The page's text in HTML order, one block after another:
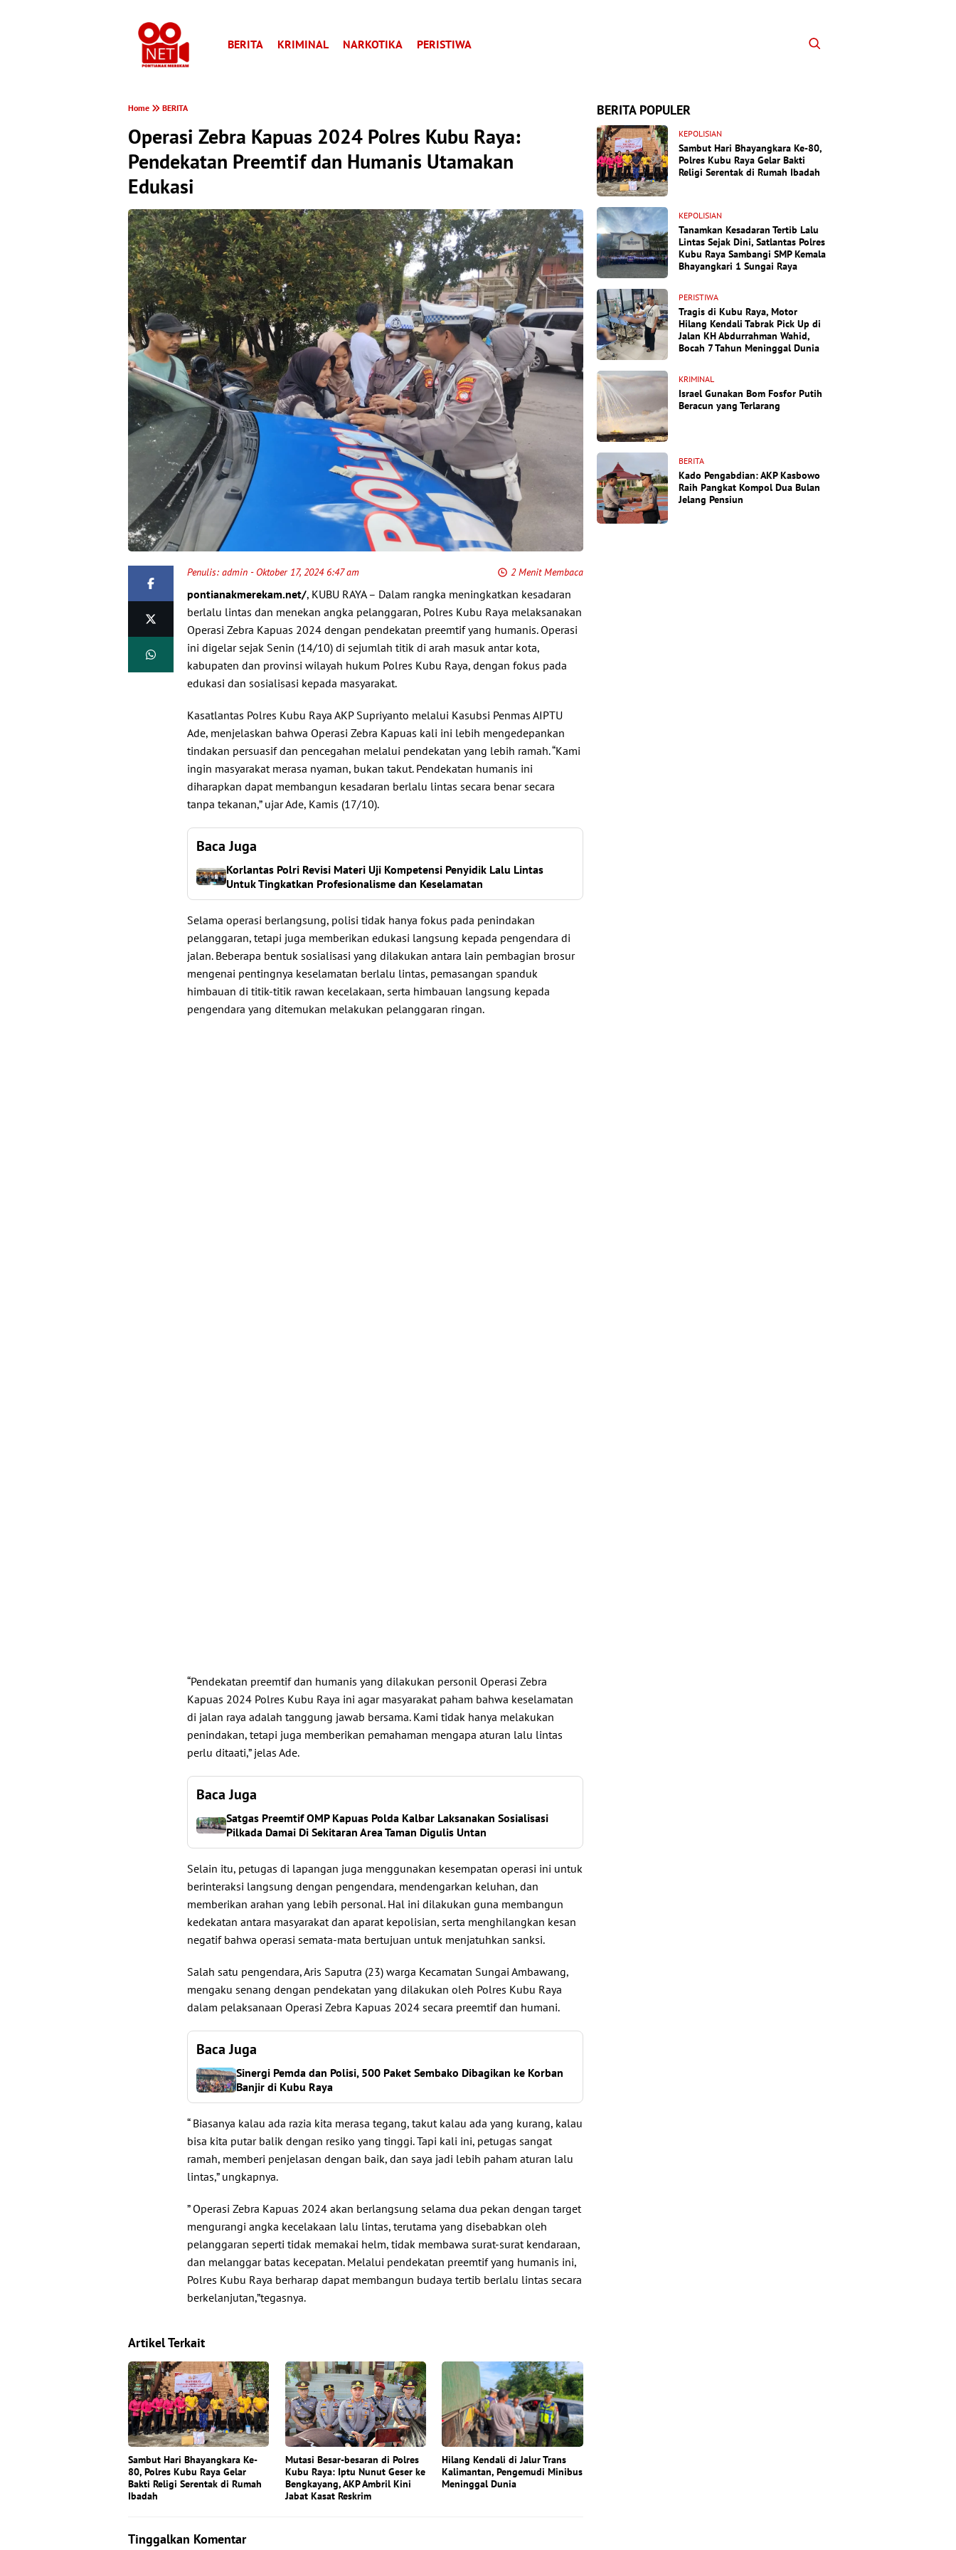
BERITA KRIMINAL NARKOTIKA PERISTIWA
Home BERITA
Operasi Zebra Kapuas 2024 Polres Kubu Raya:
Pendekatan Preemtif dan Humanis Utamakan
Edukasi
Penulis:admin - Oktober 17, 2024 6:47 am 2 Menit Membaca
pontianakmerekam.net/, KUBU RAYA – Dalam rangka meningkatkan kesadaran
berlalu lintas dan menekan angka pelanggaran, Polres Kubu Raya melaksanakan
Operasi Zebra Kapuas 2024 dengan pendekatan preemtif yang humanis. Operasi
ini digelar sejak Senin (14/10) di sejumlah titik di arah masuk antar kota,
kabupaten dan provinsi wilayah hukum Polres Kubu Raya, dengan fokus pada
edukasi dan sosialisasi kepada masyarakat.
Kasatlantas Polres Kubu Raya AKP Supriyanto melalui Kasubsi Penmas AIPTU
Ade, menjelaskan bahwa Operasi Zebra Kapuas kali ini lebih mengedepankan
tindakan persuasif dan pencegahan melalui pendekatan yang lebih ramah. “Kami
ingin masyarakat merasa nyaman, bukan takut. Pendekatan humanis ini
diharapkan dapat membangun kesadaran berlalu lintas secara benar secara
tanpa tekanan,” ujar Ade, Kamis (17/10).
Baca Juga
Korlantas Polri Revisi Materi Uji Kompetensi Penyidik Lalu Lintas
Untuk Tingkatkan Profesionalisme dan Keselamatan
Selama operasi berlangsung, polisi tidak hanya fokus pada penindakan
pelanggaran, tetapi juga memberikan edukasi langsung kepada pengendara di
jalan. Beberapa bentuk sosialisasi yang dilakukan antara lain pembagian brosur
mengenai pentingnya keselamatan berlalu lintas, pemasangan spanduk
himbauan di titik-titik rawan kecelakaan, serta himbauan langsung kepada
pengendara yang ditemukan melakukan pelanggaran ringan.
“Pendekatan preemtif dan humanis yang dilakukan personil Operasi Zebra
Kapuas 2024 Polres Kubu Raya ini agar masyarakat paham bahwa keselamatan
di jalan raya adalah tanggung jawab bersama. Kami tidak hanya melakukan
penindakan, tetapi juga memberikan pemahaman mengapa aturan lalu lintas
perlu ditaati,” jelas Ade.
Baca Juga
Satgas Preemtif OMP Kapuas Polda Kalbar Laksanakan Sosialisasi
Pilkada Damai Di Sekitaran Area Taman Digulis Untan
Selain itu, petugas di lapangan juga menggunakan kesempatan operasi ini untuk
berinteraksi langsung dengan pengendara, mendengarkan keluhan, dan
memberikan arahan yang lebih personal. Hal ini dilakukan guna membangun
kedekatan antara masyarakat dan aparat kepolisian, serta menghilangkan kesan
negatif bahwa operasi semata-mata bertujuan untuk menjatuhkan sanksi.
Salah satu pengendara, Aris Saputra (23) warga Kecamatan Sungai Ambawang,
mengaku senang dengan pendekatan yang dilakukan oleh Polres Kubu Raya
dalam pelaksanaan Operasi Zebra Kapuas 2024 secara preemtif dan humani.
Baca Juga
Sinergi Pemda dan Polisi, 500 Paket Sembako Dibagikan ke Korban
Banjir di Kubu Raya
“ Biasanya kalau ada razia kita merasa tegang, takut kalau ada yang kurang, kalau
bisa kita putar balik dengan resiko yang tinggi. Tapi kali ini, petugas sangat
ramah, memberi penjelasan dengan baik, dan saya jadi lebih paham aturan lalu
lintas,” ungkapnya.
” Operasi Zebra Kapuas 2024 akan berlangsung selama dua pekan dengan target
mengurangi angka kecelakaan lalu lintas, terutama yang disebabkan oleh
pelanggaran seperti tidak memakai helm, tidak membawa surat-surat kendaraan,
dan melanggar batas kecepatan. Melalui pendekatan preemtif yang humanis ini,
Polres Kubu Raya berharap dapat membangun budaya tertib berlalu lintas secara
berkelanjutan,”tegasnya.
Artikel Terkait
Sambut Hari Bhayangkara Ke-
80, Polres Kubu Raya Gelar
Bakti Religi Serentak di Rumah
Ibadah
Mutasi Besar-besaran di Polres
Kubu Raya: Iptu Nunut Geser ke
Bengkayang, AKP Ambril Kini
Jabat Kasat Reskrim
Hilang Kendali di Jalur Trans
Kalimantan, Pengemudi Minibus
Meninggal Dunia
Tinggalkan Komentar
BERITA POPULER
KEPOLISIAN
Sambut Hari Bhayangkara Ke-80,
Polres Kubu Raya Gelar Bakti
Religi Serentak di Rumah Ibadah
KEPOLISIAN
Tanamkan Kesadaran Tertib Lalu
Lintas Sejak Dini, Satlantas Polres
Kubu Raya Sambangi SMP Kemala
Bhayangkari 1 Sungai Raya
PERISTIWA
Tragis di Kubu Raya, Motor
Hilang Kendali Tabrak Pick Up di
Jalan KH Abdurrahman Wahid,
Bocah 7 Tahun Meninggal Dunia
KRIMINAL
Israel Gunakan Bom Fosfor Putih
Beracun yang Terlarang
BERITA
Kado Pengabdian: AKP Kasbowo
Raih Pangkat Kompol Dua Bulan
Jelang Pensiun